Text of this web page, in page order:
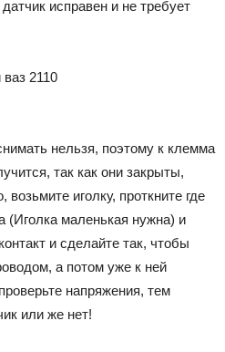
исправен и не требует
нельзя, поэтому к клемма
так как они закрыты,
иголку, проткните где
(Иголка маленькая нужна) и
и сделайте так, чтобы
а потом уже к ней
напряжения, тем
или же нет!